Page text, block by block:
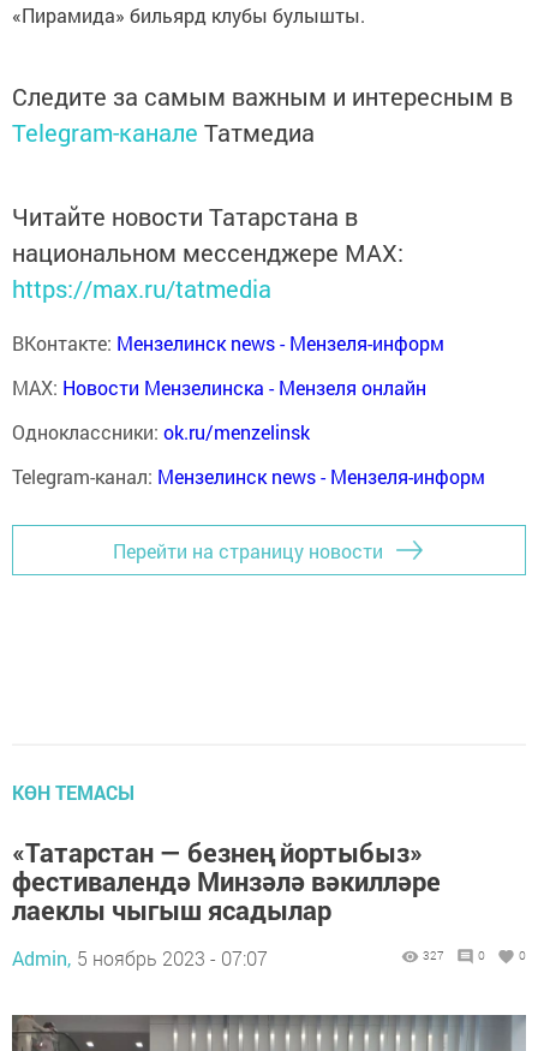
«Пирамида» бильярд клубы булышты.
Следите за самым важным и интересным в
Telegram-канале Татмедиа
Читайте новости Татарстана в
национальном мессенджере MАХ:
https://max.ru/tatmedia
ВКонтакте: Мензелинск news - Мензеля-информ
MAX: Новости Мензелинска - Мензеля онлайн
Одноклассники: ok.ru/menzelinsk
Telegram-канал: Мензелинск news - Мензеля-информ
Перейти на страницу новости
КӨН ТЕМАСЫ
«Татарстан — безнең йортыбыз»
фестивалендә Минзәлә вәкилләре
лаеклы чыгыш ясадылар
Admin, 5 ноябрь 2023 - 07:07 327 0 0